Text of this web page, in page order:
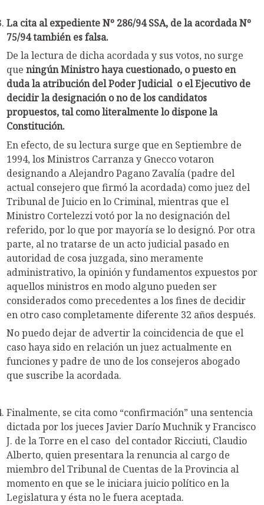
La cita al expediente Nº 286/94 SSA, de la acordada Nº
75/94 también es falsa.
De la lectura de dicha acordada y sus votos, no surge
que ningún Ministro haya cuestionado, o puesto en
duda la atribución del Poder Judicial o el Ejecutivo de
decidir la designación o no de los candidatos
propuestos, tal como literalmente lo dispone la
Constitución.
En efecto, de su lectura surge que en Septiembre de
1994, los Ministros Carranza y Gnecco votaron
designando a Alejandro Pagano Zavalía (padre del
actual consejero que firmó la acordada) como juez del
Tribunal de Juicio en lo Criminal, mientras que el
Ministro Cortelezzi votó por la no designación del
referido, por lo que por mayoría se lo designó. Por otra
parte, al no tratarse de un acto judicial pasado en
autoridad de cosa juzgada, sino meramente
administrativo, la opinión y fundamentos expuestos por
aquellos ministros en modo alguno pueden ser
considerados como precedentes a los fines de decidir
en otro caso completamente diferente 32 años después.
No puedo dejar de advertir la coincidencia de que el
caso haya sido en relación un juez actualmente en
funciones y padre de uno de los consejeros abogado
que suscribe la acordada.
Finalmente, se cita como “confirmación” una sentencia
dictada por los jueces Javier Darío Muchnik y Francisco
J. de la Torre en el caso del contador Ricciuti, Claudio
Alberto, quien presentara la renuncia al cargo de
miembro del Tribunal de Cuentas de la Provincia al
momento en que se le iniciara juicio político en la
Legislatura y ésta no le fuera aceptada.